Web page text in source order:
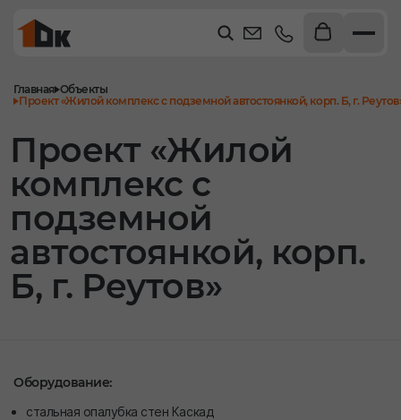
Проект «Жилой
комплекс с
подземной
автостоянкой, корп.
Б, г. Реутов»
Главная Объекты
Проект «Жилой комплекс с подземной автостоянкой, корп. Б, г.
Оборудование:
стальная опалубка стен Каскад